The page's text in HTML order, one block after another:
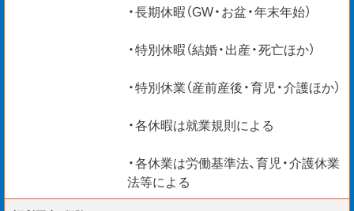
・長期休暇（GW・お盆・年末年始）
・特別休暇（結婚・出産・死亡ほか）
・特別休業（産前産後・育児・介護ほか）
・各休暇は就業規則による
・各休業は労働基準法、育児・介護休業
法等による